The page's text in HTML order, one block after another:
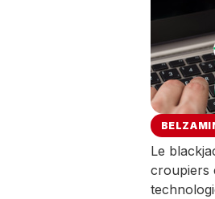
Le
croupiers